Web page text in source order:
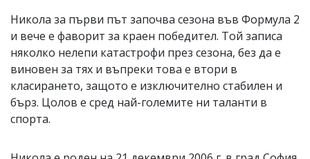
моля
сигнализирайте
ни!
Никола за първи път започва сезона във Формула 2
и вече е фаворит за краен победител. Той записа
няколко нелепи катастрофи през сезона, без да е
виновен за тях и въпреки това е втори в
класирането, защото е изключително стабилен и
бърз. Цолов е сред най-големите ни таланти в
спорта.